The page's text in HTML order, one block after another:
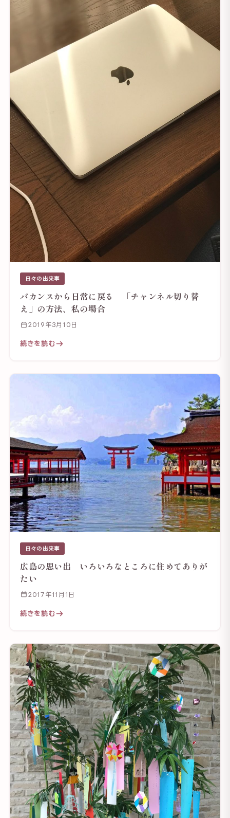
日々の出来事
バカンスから日常に戻る 「チャンネル切り替
え」の方法、私の場合
2019年3月10日
続きを読む
日々の出来事
広島の思い出 いろいろなところに住めてありが
たい
2017年11月1日
続きを読む